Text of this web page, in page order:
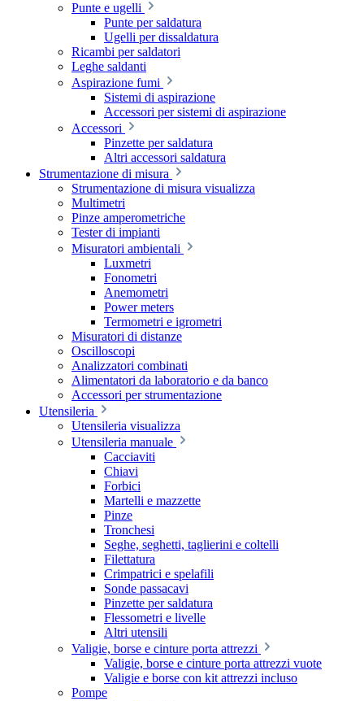
Punte e ugelli
Punte per saldatura
Ugelli per dissaldatura
Ricambi per saldatori
Leghe saldanti
Aspirazione fumi
Sistemi di aspirazione
Accessori per sistemi di aspirazione
Accessori
Pinzette per saldatura
Altri accessori saldatura
Strumentazione di misura
Strumentazione di misura visualizza
Multimetri
Pinze amperometriche
Tester di impianti
Misuratori ambientali
Luxmetri
Fonometri
Anemometri
Power meters
Termometri e igrometri
Misuratori di distanze
Oscilloscopi
Analizzatori combinati
Alimentatori da laboratorio e da banco
Accessori per strumentazione
Utensileria
Utensileria visualizza
Utensileria manuale
Cacciaviti
Chiavi
Forbici
Martelli e mazzette
Pinze
Tronchesi
Seghe, seghetti, taglierini e coltelli
Filettatura
Crimpatrici e spelafili
Sonde passacavi
Pinzette per saldatura
Flessometri e livelle
Altri utensili
Valigie, borse e cinture porta attrezzi
Valigie, borse e cinture porta attrezzi vuote
Valigie e borse con kit attrezzi incluso
Pompe